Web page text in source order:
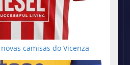
camisas do Vicenza